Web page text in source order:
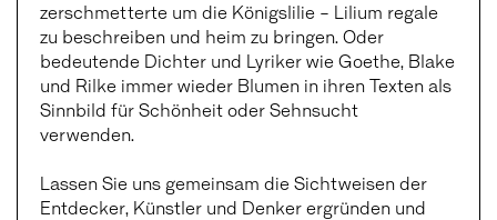
zerschmetterte um die Königslilie – Lilium regale
zu beschreiben und heim zu bringen. Oder
bedeutende Dichter und Lyriker wie Goethe, Blake
und Rilke immer wieder Blumen in ihren Texten als
Sinnbild für Schönheit oder Sehnsucht
verwenden.
Lassen Sie uns gemeinsam die Sichtweisen der
Entdecker, Künstler und Denker ergründen und